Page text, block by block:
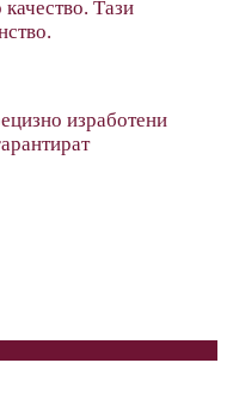
Тази
изработени